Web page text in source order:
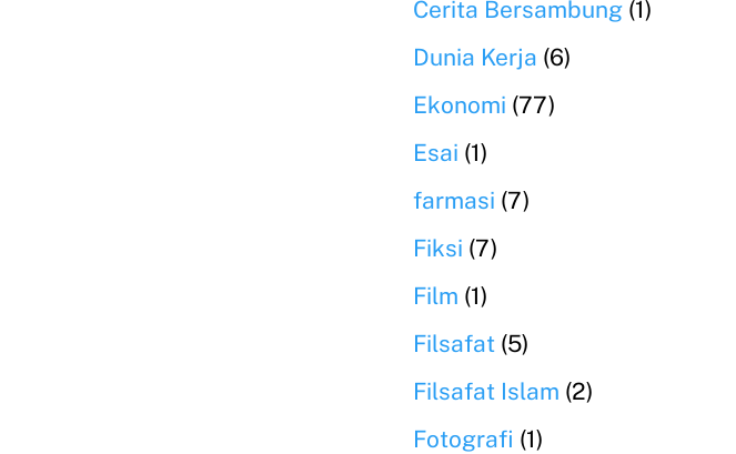
Cerita Bersambung (1)
Dunia Kerja (6)
Ekonomi (77)
Esai (1)
farmasi (7)
Fiksi (7)
Film (1)
Filsafat (5)
Filsafat Islam (2)
Fotografi (1)